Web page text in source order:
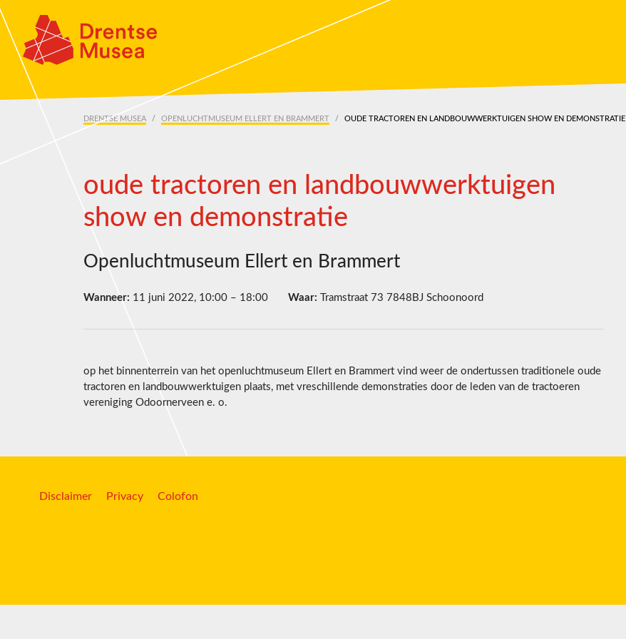
Skip navigation
DRENTSE MUSEA OPENLUCHTMUSEUM ELLERT EN BRAMMERT OUDE TRACTOREN EN LANDBOUWWERKTUIGEN SHOW EN DEMONSTRATIE
oude tractoren en landbouwwerktuigen
show en demonstratie
Openluchtmuseum Ellert en Brammert
Wanneer: 11 juni 2022, 10:00 – 18:00 Waar: Tramstraat 73 7848BJ Schoonoord
op het binnenterrein van het openluchtmuseum Ellert en Brammert vind weer de ondertussen traditionele oude
tractoren en landbouwwerktuigen plaats, met vreschillende demonstraties door de leden van de tractoeren
vereniging Odoornerveen e. o.
Disclaimer Privacy Colofon